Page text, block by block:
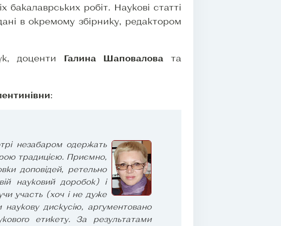
бакалаврських робіт. Наукові статті
в окремому збірнику, редактором
доценти Галина Шаповалова та
:
незабаром одержать
традицією. Приємно,
доповідей, ретельно
науковий доробок) і
участь (хоч і не дуже
наукову дискусію, аргументовано
етикету. За результатами